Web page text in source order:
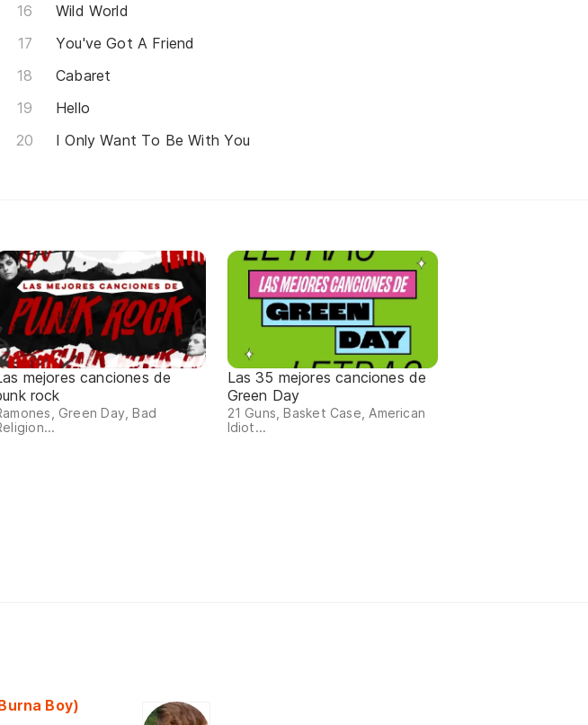
Wild World
You've Got A Friend
Cabaret
Hello
I Only Want To Be With You
mejores canciones de
rock
Green Day, Bad
Las 35 mejores canciones de
Green Day
21 Guns, Basket Case, American
Idiot...
Boy)